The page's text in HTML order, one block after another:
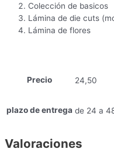
Colección de basicos
Lámina de die cuts
Lámina de flores
Precio 24,50
plazo de entrega de 24 a
Valoraciones